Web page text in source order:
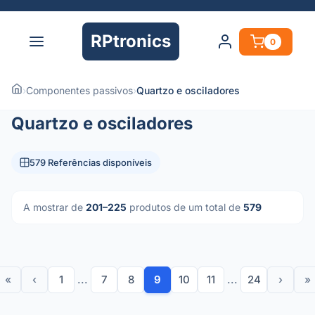
RPtronics 0
›Componentes passivos›Quartzo e osciladores
Quartzo e osciladores
579 Referências disponíveis
A mostrar de 201–225 produtos de um total de 579
« ‹ 1 ... 7 8 9 10 11 ... 24 › »